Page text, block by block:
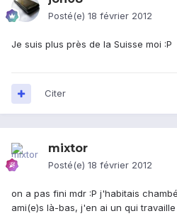
Posté(e) 18 février 2012
Je suis plus près de la Suisse moi :P
Citer
mixtor
Posté(e) 18 février 2012
on a pas fini mdr :P j'habitais
ami(e)s là-bas, j'en ai un qui